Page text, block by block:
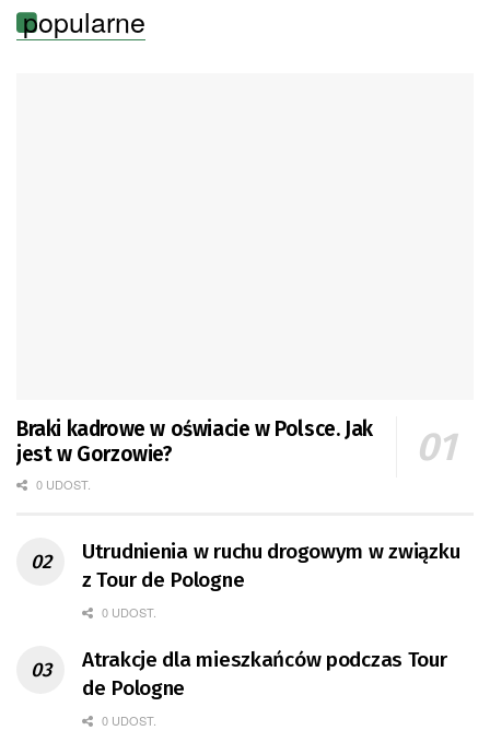
popularne
Braki kadrowe w oświacie w Polsce. Jak
jest w Gorzowie?
0 UDOST.
Utrudnienia w ruchu drogowym w związku
z Tour de Pologne
0 UDOST.
Atrakcje dla mieszkańców podczas Tour
de Pologne
0 UDOST.